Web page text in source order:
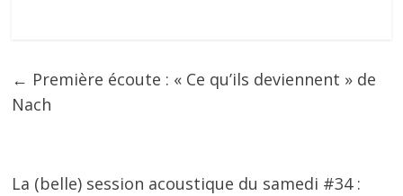
← Première écoute : « Ce qu’ils deviennent » de
Nach
La (belle) session acoustique du samedi #34 :